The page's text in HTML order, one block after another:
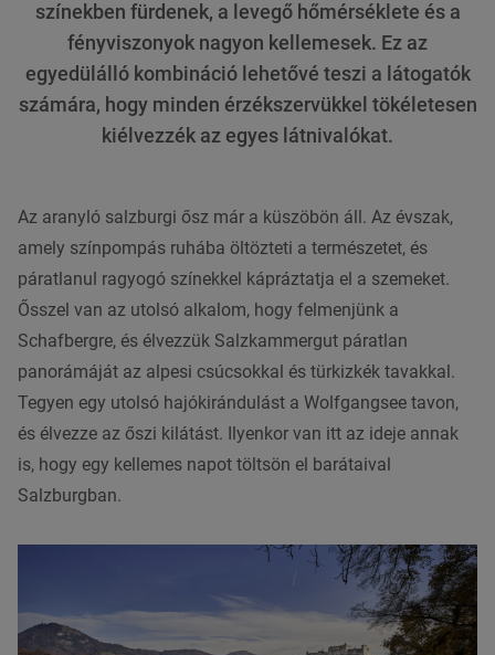
színekben fürdenek, a levegő hőmérséklete és a
fényviszonyok nagyon kellemesek. Ez az
egyedülálló kombináció lehetővé teszi a látogatók
számára, hogy minden érzékszervükkel tökéletesen
kiélvezzék az egyes látnivalókat.
Az aranyló salzburgi ősz már a küszöbön áll. Az évszak,
amely színpompás ruhába öltözteti a természetet, és
páratlanul ragyogó színekkel kápráztatja el a szemeket.
Ősszel van az utolsó alkalom, hogy felmenjünk a
Schafbergre, és élvezzük Salzkammergut páratlan
panorámáját az alpesi csúcsokkal és türkizkék tavakkal.
Tegyen egy utolsó hajókirándulást a Wolfgangsee tavon,
és élvezze az őszi kilátást. Ilyenkor van itt az ideje annak
is, hogy egy kellemes napot töltsön el barátaival
Salzburgban.